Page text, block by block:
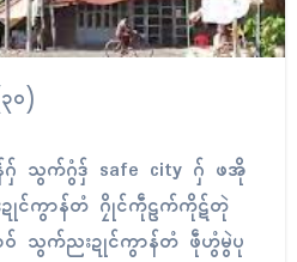
၀)
ဂှ် သွက်ဂွံဒှ် safe city ဂှ် ဖအို
ဍုၚ်ကွာန်တံ ဂၠိုၚ်ကဵုဠက်ကိုဋ်တုဲ
သွက်ညးဍုၚ်ကွာန်တံ ဖဵုဟွံမွဲပု